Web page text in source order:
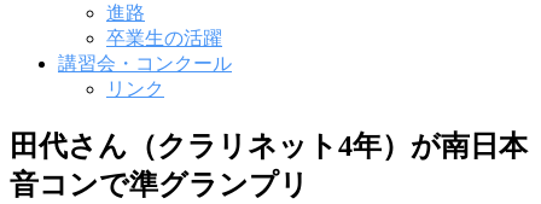
進路
卒業生の活躍
講習会・コンクール
リンク
田代さん（クラリネット4年）が南日本
音コンで準グランプリ